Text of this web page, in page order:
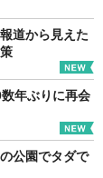
道から見えた
年ぶりに再会
公園でタダで